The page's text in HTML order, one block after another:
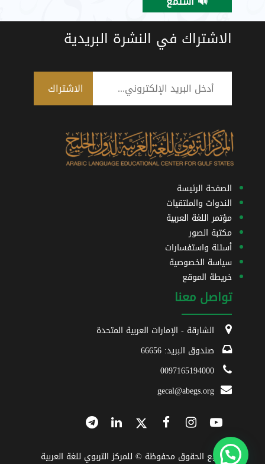
الاشتراك في النشرة البريدية
تواصل معنا
الشارقة - الإمارات العربية المتحدة
صندوق البريد: 66656
0097165194000
gecal@abegs.org
الصفحة الرئيسة
الندوات والملتقيات
مؤتمر اللغة العربية
مكتبة الصور
أسئلة واستفسارات
سياسة الخصوصية
خريطة الموقع
جميع الحقوق محفوظة © للمركز التربوي للغة العربية